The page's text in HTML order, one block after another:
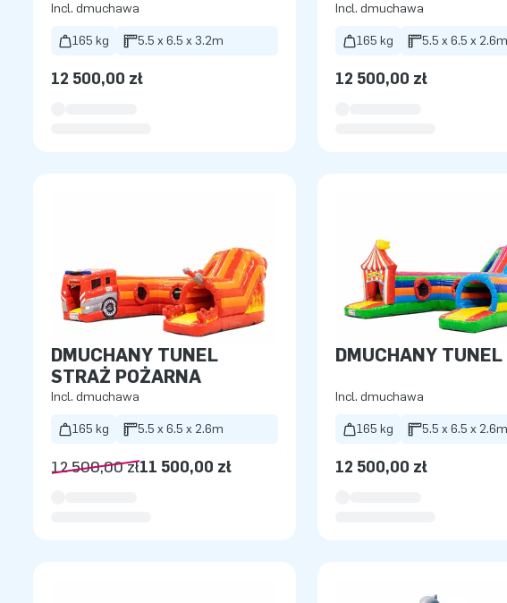
Incl. dmuchawa
165 kg 5.5 x 6.5 x 3.2m
12 500,00 zł
Incl. dmuchawa
165 kg 5.5 x 6.5 x 2.6m
12 500,00 zł
DMUCHANY TUNEL
STRAŻ POŻARNA
Incl. dmuchawa
165 kg 5.5 x 6.5 x 2.6m
12 500,00 zł11 500,00 zł
DMUCHANY TUNEL
Incl. dmuchawa
165 kg 5.5 x 6.5 x 2.6m
12 500,00 zł